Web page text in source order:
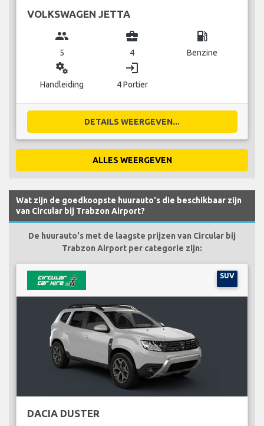
VOLKSWAGEN JETTA
group
5
business_center
4
local_gas_station
Benzine
miscellaneous_services
Handleiding
login
4 Portier
DETAILS WEERGEVEN...
ALLES WEERGEVEN
Wat zijn de goedkoopste huurauto's die beschikbaar zijn
van Circular bij Trabzon Airport?
De huurauto's met de laagste prijzen van Circular bij
Trabzon Airport per categorie zijn:
SUV
DACIA DUSTER